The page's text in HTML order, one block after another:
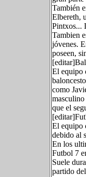
También
Elbereth,
Pintxos...
Tambien
jóvenes.
poseen,
El equipo
como
masculino
que el
El equipo
debido al
En los
Futbol 7
Suele
partido